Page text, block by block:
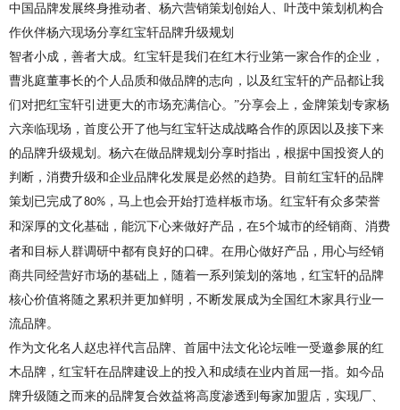
中国品牌发展终身推动者、杨六营销策划创始人、叶茂中策划机构合
作伙伴杨六现场分享红宝轩品牌升级规划
智者小成，善者大成。红宝轩是我们在红木行业第一家合作的企业，
曹兆庭董事长的个人品质和做品牌的志向，以及红宝轩的产品都让我
们对把红宝轩引进更大的市场充满信心。 ”分享会上，金牌策划专家杨
六亲临现场，首度公开了他与红宝轩达成战略合作的原因以及接下来
的品牌升级规划。杨六在做品牌规划分享时指出，根据中国投资人的
判断，消费升级和企业品牌化发展是必然的趋势。目前红宝轩的品牌
策划已完成了80% ，马上也会开始打造样板市场。红宝轩有众多荣誉
和深厚的文化基础，能沉下心来做好产品，在5个城市的经销商、消费
者和目标人群调研中都有良好的口碑。在用心做好产品，用心与经销
商共同经营好市场的基础上，随着一系列策划的落地，红宝轩的品牌
核心价值将随之累积并更加鲜明，不断发展成为全国红木家具行业一
流品牌。
作为文化名人赵忠祥代言品牌、首届中法文化论坛唯一受邀参展的红
木品牌，红宝轩在品牌建设上的投入和成绩在业内首屈一指。如今品
牌升级随之而来的品牌复合效益将高度渗透到每家加盟店，实现厂、